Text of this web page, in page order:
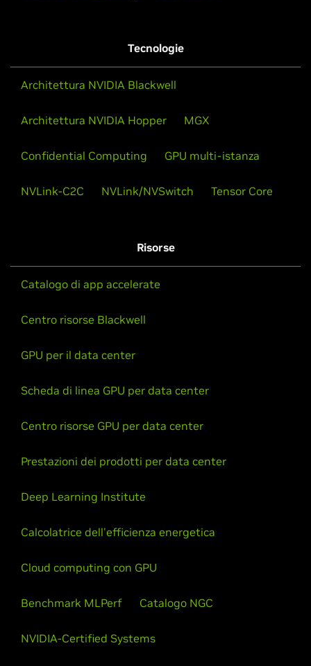
Tecnologie
Architettura NVIDIA Blackwell
Architettura NVIDIA Hopper MGX
Confidential Computing GPU multi-istanza
NVLink-C2C NVLink/NVSwitch Tensor Core
Risorse
Catalogo di app accelerate
Centro risorse Blackwell
GPU per il data center
Scheda di linea GPU per data center
Centro risorse GPU per data center
Prestazioni dei prodotti per data center
Deep Learning Institute
Calcolatrice dell'efficienza energetica
Cloud computing con GPU
Benchmark MLPerf Catalogo NGC
NVIDIA-Certified Systems